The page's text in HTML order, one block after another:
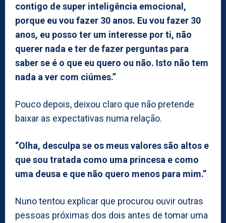
contigo de super inteligência emocional,
porque eu vou fazer 30 anos. Eu vou fazer 30
anos, eu posso ter um interesse por ti, não
querer nada e ter de fazer perguntas para
saber se é o que eu quero ou não. Isto não tem
nada a ver com ciúmes.”
Pouco depois, deixou claro que não pretende
baixar as expectativas numa relação.
“Olha, desculpa se os meus valores são altos e
que sou tratada como uma princesa e como
uma deusa e que não quero menos para mim.”
Nuno tentou explicar que procurou ouvir outras
pessoas próximas dos dois antes de tomar uma